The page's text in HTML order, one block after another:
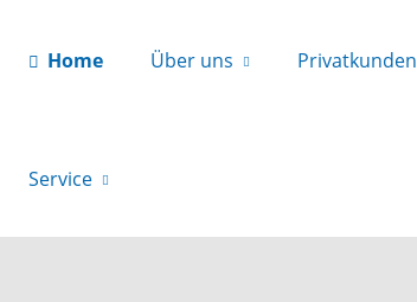
Home Über uns Privatkunden
Service